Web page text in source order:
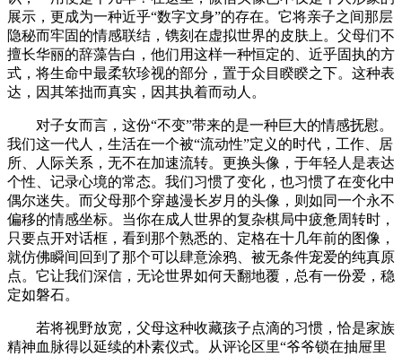
展示，更成为一种近乎“数字文身”的存在。它将亲子之间那层
隐秘而牢固的情感联结，镌刻在虚拟世界的皮肤上。父母们不
擅长华丽的辞藻告白，他们用这样一种恒定的、近乎固执的方
式，将生命中最柔软珍视的部分，置于众目睽睽之下。这种表
达，因其笨拙而真实，因其执着而动人。
对子女而言，这份“不变”带来的是一种巨大的情感抚慰。
我们这一代人，生活在一个被“流动性”定义的时代，工作、居
所、人际关系，无不在加速流转。更换头像，于年轻人是表达
个性、记录心境的常态。我们习惯了变化，也习惯了在变化中
偶尔迷失。而父母那个穿越漫长岁月的头像，则如同一个永不
偏移的情感坐标。当你在成人世界的复杂棋局中疲惫周转时，
只要点开对话框，看到那个熟悉的、定格在十几年前的图像，
就仿佛瞬间回到了那个可以肆意涂鸦、被无条件宠爱的纯真原
点。它让我们深信，无论世界如何天翻地覆，总有一份爱，稳
定如磐石。
若将视野放宽，父母这种收藏孩子点滴的习惯，恰是家族
精神血脉得以延续的朴素仪式。从评论区里“爷爷锁在抽屉里